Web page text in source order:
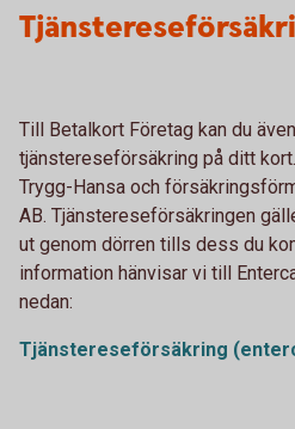
Till Betalkort Företag kan du
tjänstereseförsäkring på ditt
Trygg-Hansa och
AB. Tjänstereseförsäkringen
ut genom dörren tills dess du
information hänvisar vi till
nedan:
Tjänstereseförsäkring